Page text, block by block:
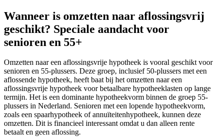
Wanneer is omzetten naar aflossingsvrij
geschikt? Speciale aandacht voor
senioren en 55+
Omzetten naar een aflossingsvrije hypotheek is vooral geschikt voor
senioren en 55-plussers. Deze groep, inclusief 50-plussers met een
aflossende hypotheek, heeft baat bij het omzetten naar een
aflossingsvrije hypotheek voor betaalbare hypotheeklasten op lange
termijn. Het is een dominante hypotheekvorm binnen de groep 55-
plussers in Nederland. Senioren met een lopende hypotheekvorm,
zoals een spaarhypotheek of annuïteitenhypotheek, kunnen deze
omzetten. Dit is financieel interessant omdat u dan alleen rente
betaalt en geen aflossing.